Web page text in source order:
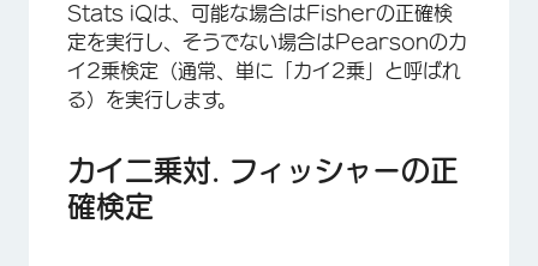
Stats iQは、可能な場合はFisherの正確検
定を実行し、そうでない場合はPearsonのカ
イ2乗検定（通常、単に「カイ2乗」と呼ばれ
る）を実行します。
カイ二乗対. フィッシャーの正
確検定